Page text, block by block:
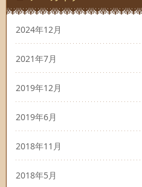
2024年12月
2021年7月
2019年12月
2019年6月
2018年11月
2018年5月